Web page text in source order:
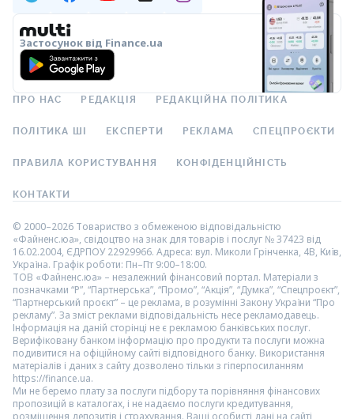
Застосунок від Finance.ua
ПРО НАС РЕДАКЦІЯ РЕДАКЦІЙНА ПОЛІТИКА
ПОЛІТИКА ШІ ЕКСПЕРТИ РЕКЛАМА СПЕЦПРОЄКТИ
ПРАВИЛА КОРИСТУВАННЯ КОНФІДЕНЦІЙНІСТЬ
КОНТАКТИ
© 2000–2026 Товариство з обмеженою відповідальністю
«Файненс.юа», свідоцтво на знак для товарів і послуг № 37423 від
16.02.2004, ЄДРПОУ 22929966. Адреса: вул. Миколи Грінченка, 4В, Київ,
Україна. Графік роботи: Пн–Пт 9:00–18:00.
ТОВ «Файненс.юа» – незалежний фінансовий портал. Матеріали з
позначками “Р”, “Партнерська”, “Промо”, “Акція”, “Думка”, “Спецпроєкт”,
“Партнерський проєкт” – це реклама, в розумінні Закону України “Про
рекламу”. За зміст реклами відповідальність несе рекламодавець.
Інформація на даній сторінці не є рекламою банківських послуг.
Верифіковану банком інформацію про продукти та послуги можна
подивитися на офіційному сайті відповідного банку. Використання
матеріалів і даних з сайту дозволено тільки з гіперпосиланням
https://finance.ua.
Ми не беремо плату за послуги підбору та порівняння фінансових
пропозицій в каталогах, і не надаємо послуги кредитування,
розміщення депозитів і страхування. Ваші особисті дані на сайті